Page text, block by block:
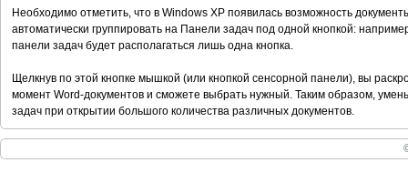
Необходимо отметить, что в Windows ХР появилась возможность
автоматически группировать на Панели задач под одной кнопкой:
панели задач будет располагаться лишь одна кнопка.
Щелкнув по этой кнопке мышкой (или кнопкой сенсорной панели), вы
момент Word-документов и сможете выбрать нужный. Таким образом,
задач при открытии большого количества различных документов.